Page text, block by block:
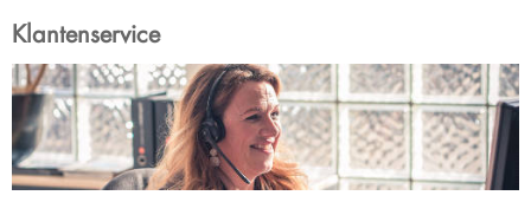
Klantenservice